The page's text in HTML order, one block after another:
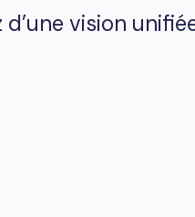
vision